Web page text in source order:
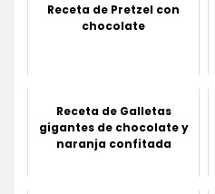
Receta de Pretzel con
chocolate
Receta de Galletas
gigantes de chocolate y
naranja confitada